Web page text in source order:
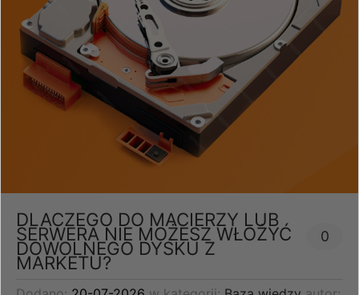
DLACZEGO DO MACIERZY LUB
SERWERA NIE MOŻESZ WŁOŻYĆ
DOWOLNEGO DYSKU Z
MARKETU?
0